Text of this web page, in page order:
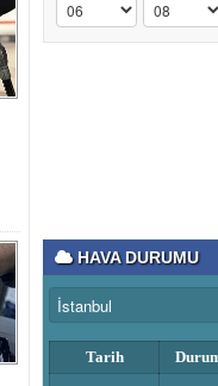
HAVA DURUMU
Tarih